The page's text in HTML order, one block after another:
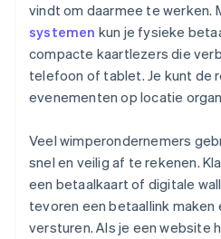
vindt om daarmee te werken.
systemen kun je fysieke
compacte kaartlezers die
telefoon of tablet. Je kunt de
evenementen op locatie
Veel wimperondernemers
snel en veilig af te rekenen.
een betaalkaart of digitale
tevoren een betaallink maken
versturen. Als je een website